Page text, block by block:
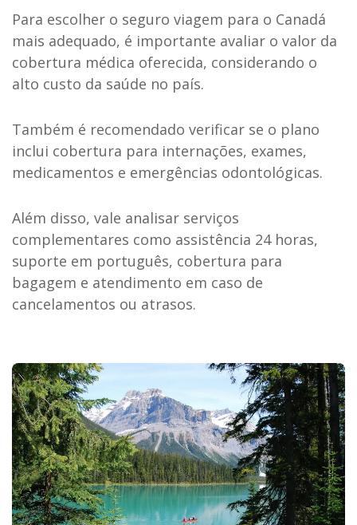
Para escolher o seguro viagem para o Canadá
mais adequado, é importante avaliar o valor da
cobertura médica oferecida, considerando o
alto custo da saúde no país.
Também é recomendado verificar se o plano
inclui cobertura para internações, exames,
medicamentos e emergências odontológicas.
Além disso, vale analisar serviços
complementares como assistência 24 horas,
suporte em português, cobertura para
bagagem e atendimento em caso de
cancelamentos ou atrasos.